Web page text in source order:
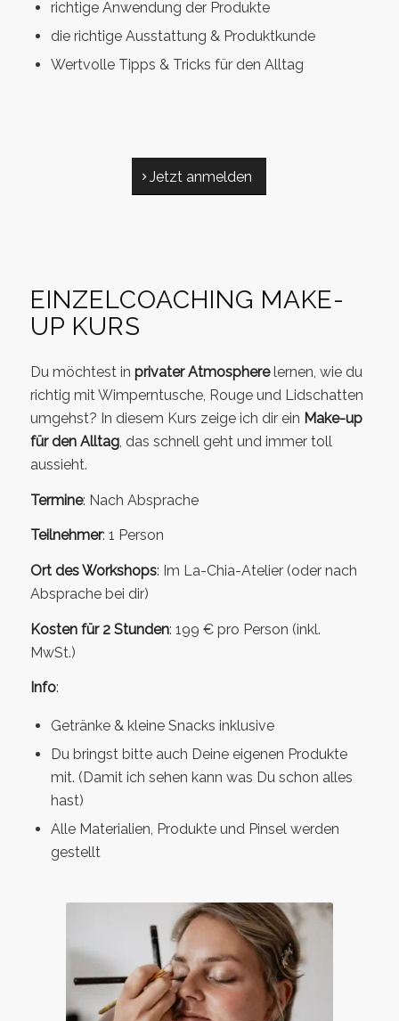
richtige Anwendung der Produkte
die richtige Ausstattung & Produktkunde
Wertvolle Tipps & Tricks für den Alltag
Jetzt anmelden
EINZELCOACHING MAKE-
UP KURS
Du möchtest in privater Atmospherelernen, wie du
richtig mit Wimperntusche, Rouge und Lidschatten
umgehst? In diesem Kurs zeige ich dir ein Make-up
für den Alltag, das schnell geht und immer toll
aussieht.
Termine: Nach Absprache
Teilnehmer: 1 Person
Ort des Workshops: Im La-Chia-Atelier (oder nach
Absprache bei dir)
Kosten für 2 Stunden: 199 € pro Person (inkl.
MwSt.)
Info:
Getränke & kleine Snacks inklusive
Du bringst bitte auch Deine eigenen Produkte
mit. (Damit ich sehen kann was Du schon alles
hast)
Alle Materialien, Produkte und Pinsel werden
gestellt